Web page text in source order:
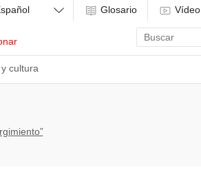
cultura
Glosario Vídeo
Enter
search
term